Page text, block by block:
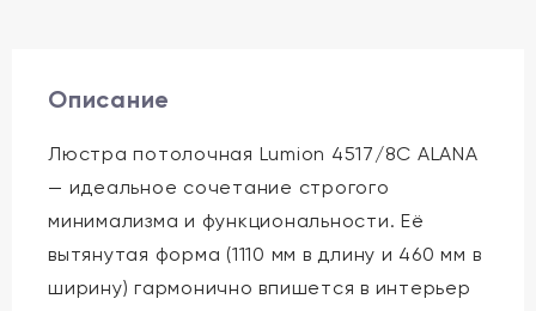
Описание
Люстра потолочная Lumion 4517/8C ALANA
— идеальное сочетание строгого
минимализма и функциональности. Её
вытянутая форма (1110 мм в длину и 460 мм в
ширину) гармонично впишется в интерьер